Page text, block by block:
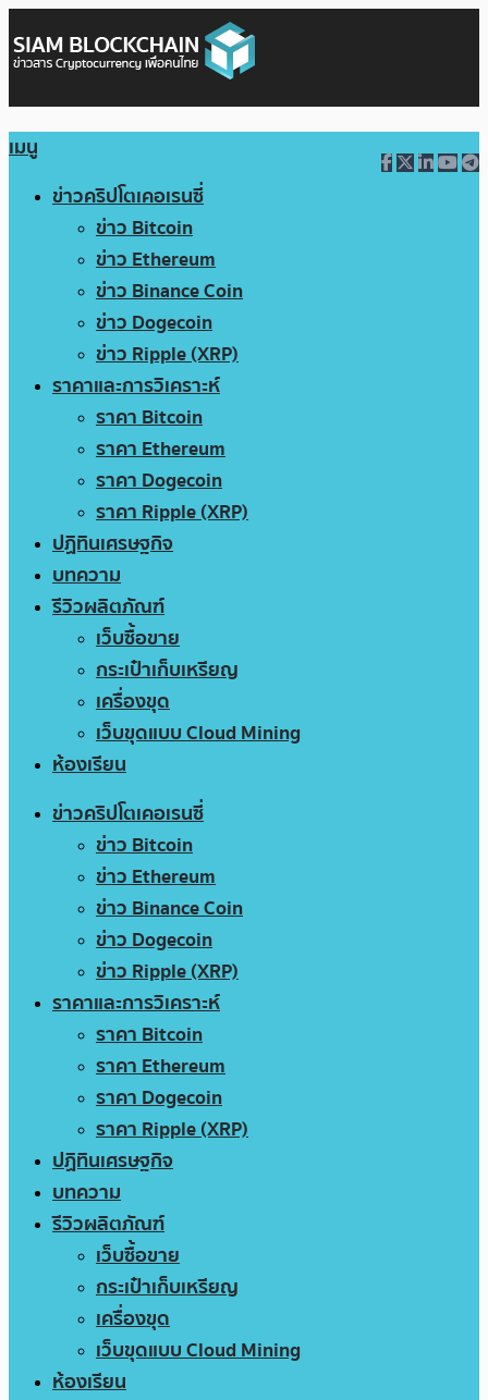
เมนู
ข่าวคริปโตเคอเรนซี่
ข่าว Bitcoin
ข่าว Ethereum
ข่าว Binance Coin
ข่าว Dogecoin
ข่าว Ripple (XRP)
ราคาและการวิเคราะห์
ราคา Bitcoin
ราคา Ethereum
ราคา Dogecoin
ราคา Ripple (XRP)
ปฏิทินเศรษฐกิจ
บทความ
รีวิวผลิตภัณฑ์
เว็บซื้อขาย
กระเป๋าเก็บเหรียญ
เครื่องขุด
เว็บขุดแบบ Cloud Mining
ห้องเรียน
ข่าวคริปโตเคอเรนซี่
ข่าว Bitcoin
ข่าว Ethereum
ข่าว Binance Coin
ข่าว Dogecoin
ข่าว Ripple (XRP)
ราคาและการวิเคราะห์
ราคา Bitcoin
ราคา Ethereum
ราคา Dogecoin
ราคา Ripple (XRP)
ปฏิทินเศรษฐกิจ
บทความ
รีวิวผลิตภัณฑ์
เว็บซื้อขาย
กระเป๋าเก็บเหรียญ
เครื่องขุด
เว็บขุดแบบ Cloud Mining
ห้องเรียน